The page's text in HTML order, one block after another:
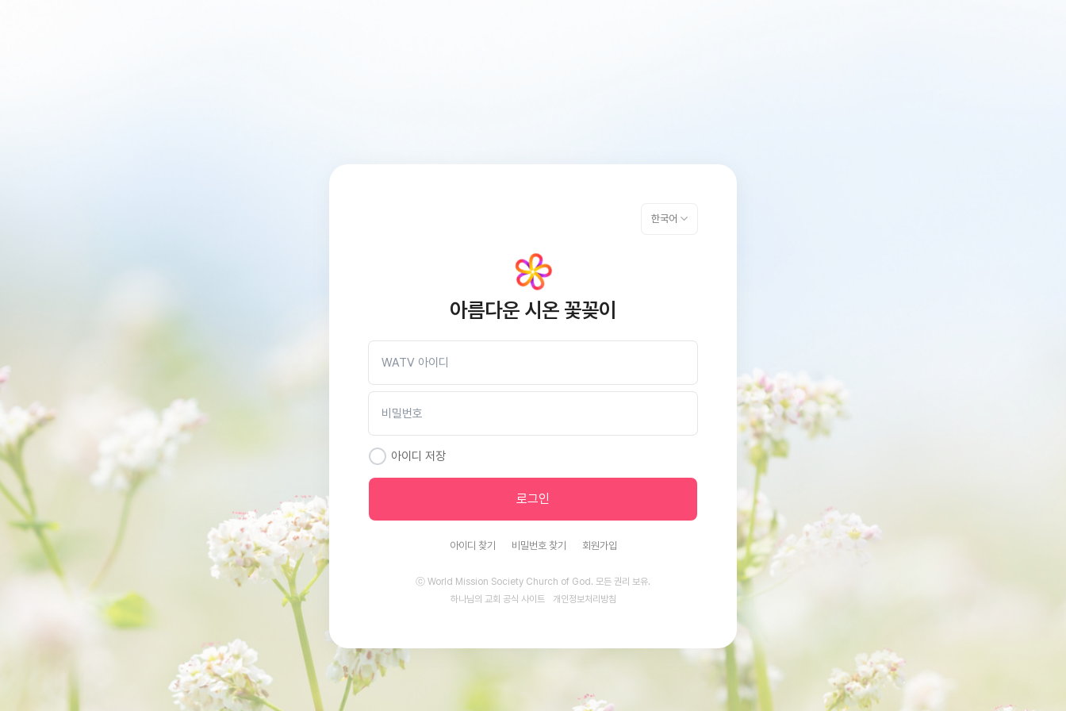
한국어
아름다운 시온 꽃꽂이
아이디 저장
로그인
아이디 찾기 비밀번호 찾기 회원가입
ⓒ World Mission Society Church of God. 모든 권리 보유.
하나님의 교회 공식 사이트
개인정보처리방침